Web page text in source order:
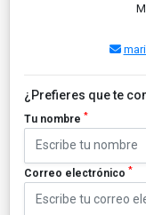
¿Prefieres que te
Tu nombre *
Correo electrónico *